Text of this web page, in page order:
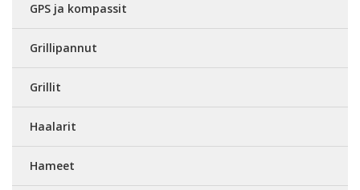
GPS ja kompassit
Grillipannut
Grillit
Haalarit
Hameet